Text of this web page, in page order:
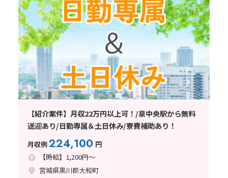
【紹介案件】月収22万円以上可！/泉中央駅から無料
送迎あり/日勤専属＆土日休み/寮費補助あり！
月収例224,100 円
【時給】1,200円～
宮城県黒川郡大和町